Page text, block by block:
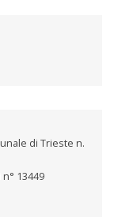
di Trieste n.
13449